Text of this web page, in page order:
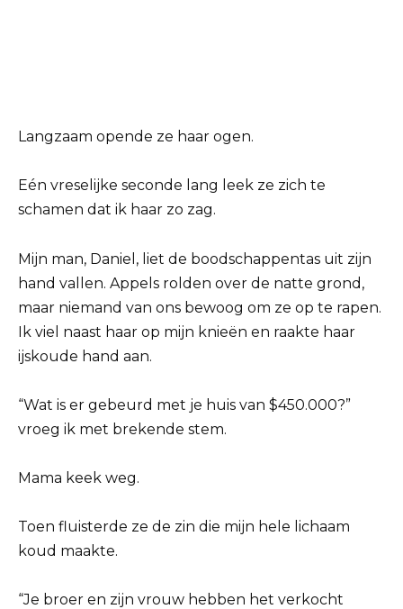
Langzaam opende ze haar ogen.
Eén vreselijke seconde lang leek ze zich te
schamen dat ik haar zo zag.
Mijn man, Daniel, liet de boodschappentas uit zijn
hand vallen. Appels rolden over de natte grond,
maar niemand van ons bewoog om ze op te rapen.
Ik viel naast haar op mijn knieën en raakte haar
ijskoude hand aan.
“Wat is er gebeurd met je huis van $450.000?”
vroeg ik met brekende stem.
Mama keek weg.
Toen fluisterde ze de zin die mijn hele lichaam
koud maakte.
“Je broer en zijn vrouw hebben het verkocht